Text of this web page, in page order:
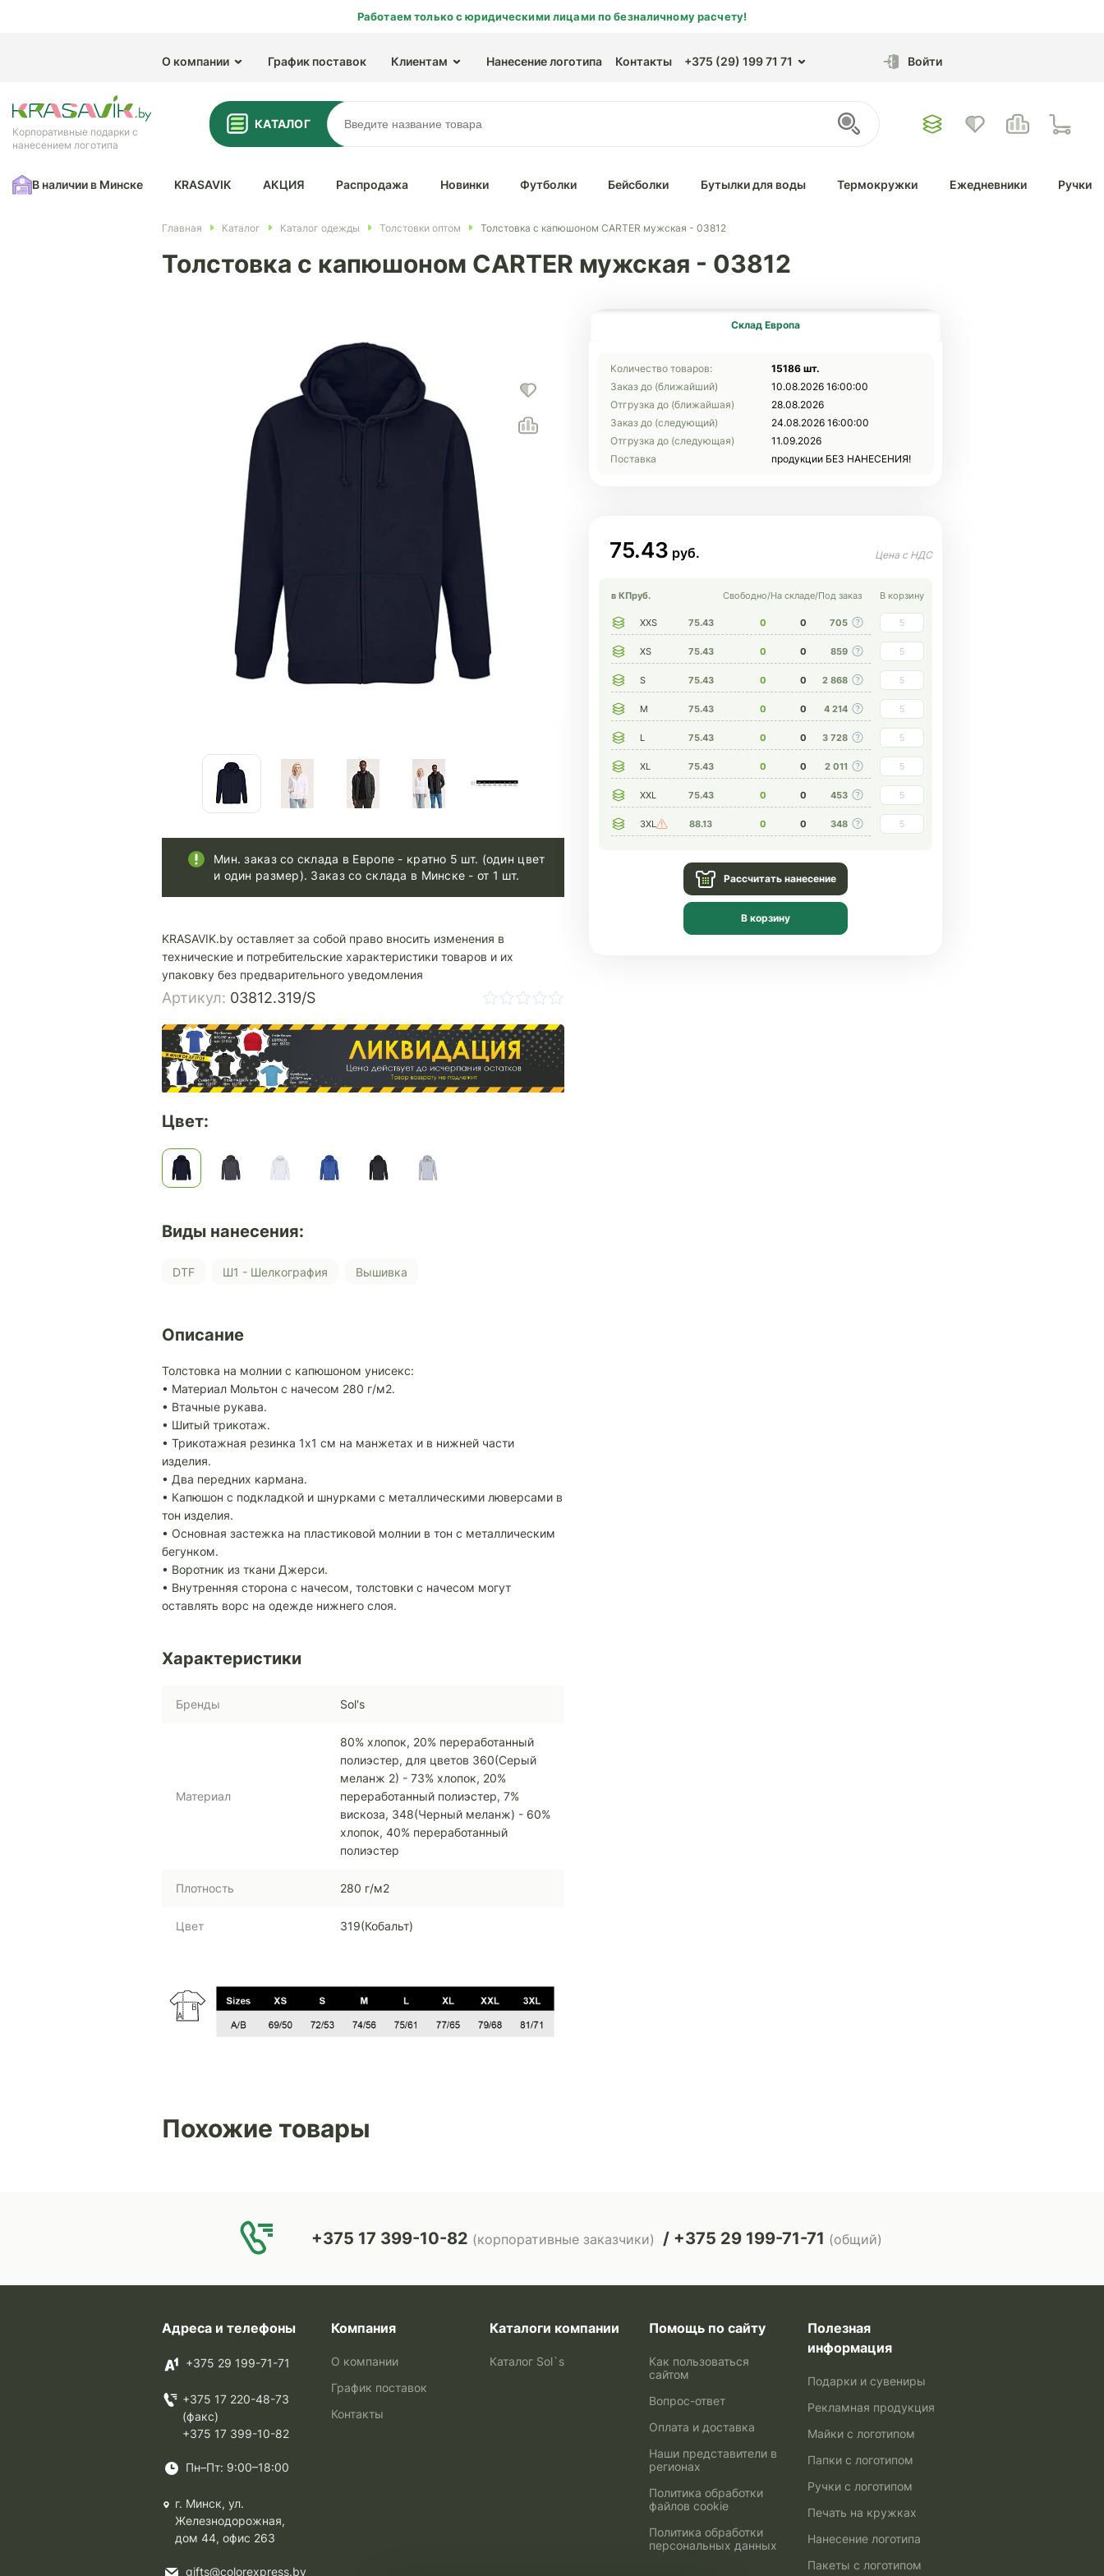
Работаем только с юридическими лицами по безналичному расчету!
О компании График поставок Клиентам Нанесение логотипа Контакты +375 (29) 199 71 71 Войти
Корпоративные подарки с
нанесением логотипа
КАТАЛОГ
В наличии в Минске KRASAVIK АКЦИЯ Распродажа Новинки Футболки Бейсболки Бутылки для воды Термокружки Ежедневники Ручки
Главная Каталог Каталог одежды Толстовки оптом Толстовка с капюшоном CARTER мужская - 03812
Толстовка с капюшоном CARTER мужская - 03812
Мин. заказ со склада в Европе - кратно 5 шт. (один цвет
и один размер). Заказ со склада в Минске - от 1 шт.
KRASAVIK.by оставляет за собой право вносить изменения в
технические и потребительские характеристики товаров и их
упаковку без предварительного уведомления
Артикул: 03812.319/S
Цвет:
Виды нанесения:
DTF Ш1 - Шелкография Вышивка
Описание
Толстовка на молнии с капюшоном унисекс:
• Материал Мольтон с начесом 280 г/м2.
• Втачные рукава.
• Шитый трикотаж.
• Трикотажная резинка 1x1 см на манжетах и в нижней части
изделия.
• Два передних кармана.
• Капюшон с подкладкой и шнурками с металлическими люверсами в
тон изделия.
• Основная застежка на пластиковой молнии в тон с металлическим
бегунком.
• Воротник из ткани Джерси.
• Внутренняя сторона с начесом, толстовки с начесом могут
оставлять ворс на одежде нижнего слоя.
Характеристики
Бренды Sol's
Материал
80% хлопок, 20% переработанный
полиэстер, для цветов 360(Серый
меланж 2) - 73% хлопок, 20%
переработанный полиэстер, 7%
вискоза, 348(Черный меланж) - 60%
хлопок, 40% переработанный
полиэстер
Плотность 280 г/м2
Цвет 319(Кобальт)
Склад Европа
Количество товаров:
15186 шт.
Заказ до (ближайший)
10.08.2026 16:00:00
Отгрузка до (ближайшая)
28.08.2026
Заказ до (следующий)
24.08.2026 16:00:00
Отгрузка до (следующая)
11.09.2026
Поставка
продукции БЕЗ НАНЕСЕНИЯ!
75.43
в КПруб. Свободно/На складе/Под заказ В корзину
XXS 75.43 0 0 705
XS 75.43 0 0 859
S 75.43 0 0 2 868
M 75.43 0 0 4 214
L 75.43 0 0 3 728
XL 75.43 0 0 2 011
XXL 75.43 0 0 453
3XL 88.13 0 0 348
Рассчитать нанесение
В корзину
Похожие товары
+375 17 399-10-82 (корпоративные заказчики) +375 29 199-71-71 (общий)
Адреса и телефоны
+375 29 199-71-71
+375 17 220-48-73
(факс)
+375 17 399-10-82
Пн–Пт: 9:00–18:00
г. Минск, ул.
Железнодорожная,
дом 44, офис 263
gifts@colorexpress.by
Компания
О компании
График поставок
Контакты
Каталоги компании
Каталог Sol`s
Помощь по сайту
Как пользоваться
сайтом
Вопрос-ответ
Оплата и доставка
Наши представители в
регионах
Политика обработки
файлов cookie
Политика обработки
персональных данных
Полезная
информация
Подарки и сувениры
Рекламная продукция
Майки с логотипом
Папки с логотипом
Ручки с логотипом
Печать на кружках
Нанесение логотипа
Пакеты с логотипом